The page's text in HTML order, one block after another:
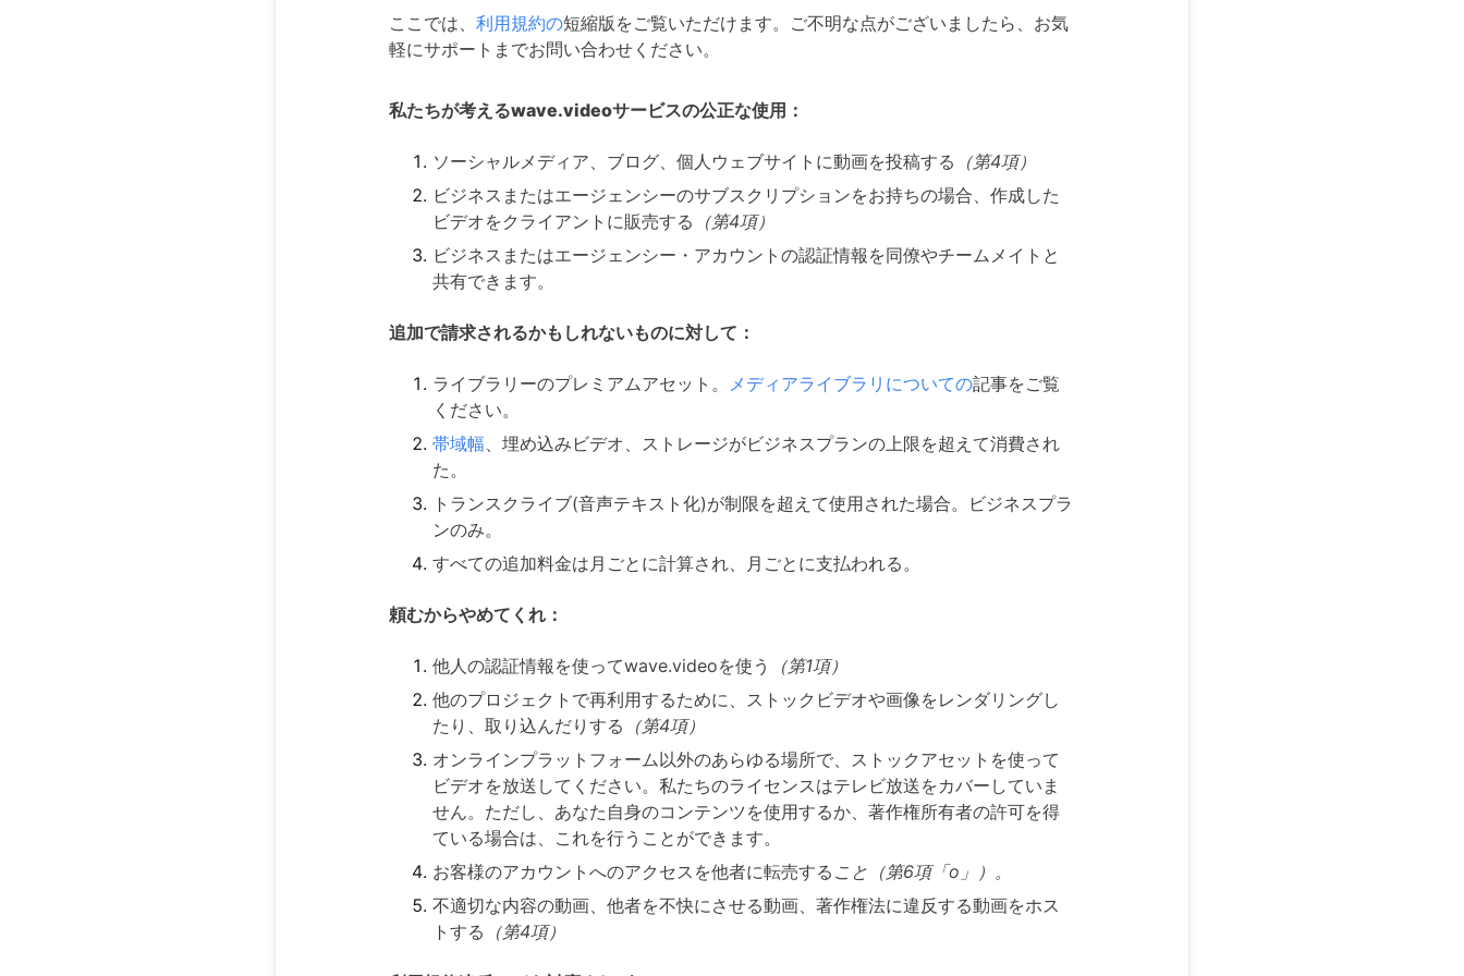
ここでは、 利用規約の短縮版をご覧いただけます。ご不明な点がございましたら、お気
軽にサポートまでお問い合わせください。
私たちが考えるwave.videoサービスの公正な使用：
ソーシャルメディア、ブログ、個人ウェブサイトに動画を投稿する （第4項）
ビジネスまたはエージェンシーのサブスクリプションをお持ちの場合、作成した
ビデオをクライアントに販売する （第4項）
ビジネスまたはエージェンシー・アカウントの認証情報を同僚やチームメイトと
共有できます。
追加で請求されるかもしれないものに対して：
ライブラリーのプレミアムアセット。 メディアライブラリについての記事をご覧
ください。
帯域幅、埋め込みビデオ、ストレージがビジネスプランの上限を超えて消費され
た。
トランスクライブ(音声テキスト化)が制限を超えて使用された場合。ビジネスプラ
ンのみ。
すべての追加料金は月ごとに計算され、月ごとに支払われる。
頼むからやめてくれ：
他人の認証情報を使ってwave.videoを使う
（第1項）
他のプロジェクトで再利用するために、ストックビデオや画像をレンダリングし
たり、取り込んだりする （第4項）
オンラインプラットフォーム以外のあらゆる場所で、ストックアセットを使って
ビデオを放送してください。私たちのライセンスはテレビ放送をカバーしていま
せん。ただし、あなた自身のコンテンツを使用するか、著作権所有者の許可を得
ている場合は、これを行うことができます。
お客様のアカウントへのアクセスを他者に転売する こと（第6項「o」）。
不適切な内容の動画、他者を不快にさせる動画、著作権法に違反する動画をホス
トする （第4項）